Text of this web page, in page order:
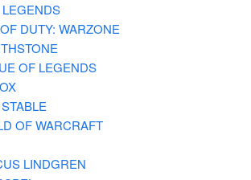
DUTY: WARZONE
OF LEGENDS
OF WARCRAFT
LINDGREN